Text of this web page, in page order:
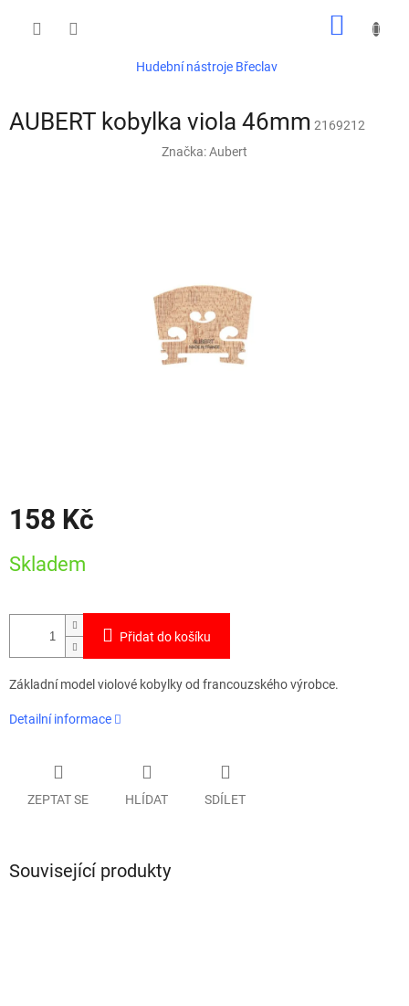
Hudební nástroje Břeclav
AUBERT kobylka viola 46mm 2169212
Značka:Aubert
158 Kč
cena:
Skladem
Přidat do košíku
Základní model violové kobylky od francouzského výrobce.
Detailní informace
ZEPTAT SE HLÍDAT SDÍLET
Související produkty